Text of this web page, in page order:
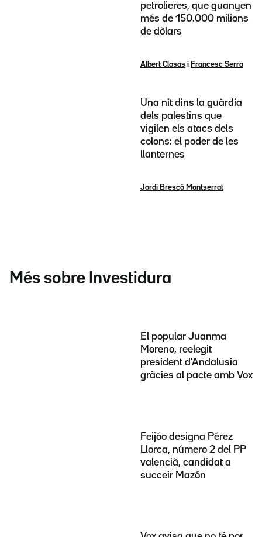
petrolieres, que guanyen
més de 150.000 milions
de dòlars
Albert Closas i Francesc Serra
Una nit dins la guàrdia
dels palestins que
vigilen els atacs dels
colons: el poder de les
llanternes
Jordi Brescó Montserrat
Més sobre Investidura
El popular Juanma
Moreno, reelegit
president d'Andalusia
gràcies al pacte amb Vox
Feijóo designa Pérez
Llorca, número 2 del PP
valencià, candidat a
succeir Mazón